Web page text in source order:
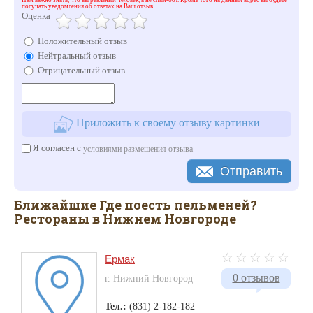
получать уведомления об ответах на Ваш отзыв.
Оценка
Положительный отзыв
Нейтральный отзыв
Отрицательный отзыв
Приложить к своему отзыву картинки
Я согласен с условиями размещения отзыва
Отправить
Ближайшие Где поесть пельменей?
Рестораны в Нижнем Новгороде
0 отзывов
Ермак
г. Нижний Новгород
Тел.: (831) 2-182-182